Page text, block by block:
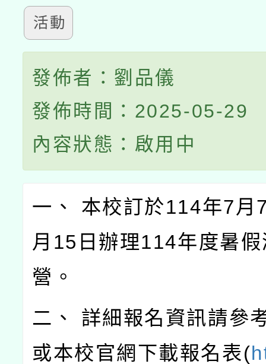
活動
發佈者：劉品儀
發佈時間：2025-05-29
內容狀態：啟用中
一、 本校訂於114年7月
月15日辦理114年度暑
營。
二、 詳細報名資訊請參
或本校官網下載報名表(